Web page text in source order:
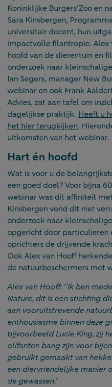
Koninklijke Burgers’Zoo en
Sara Kinsbergen,
universitair docent, hun
impactvolle filantropie. Alex
hoofd van de dierentuin en
onderzoek naar
Ian Segers, manager New
webinar en ook Frank
Advies, zat aan tafel om
dagelijkse praktijk. Heeft u
het hier terugkijken.
uitkomsten van het webinar.
Hart én hoofd
Wat is voor u de
een goed doel? Voor bijna
webinar was dit affiniteit
Kinsbergen vond dit niet
onderzoek naar
opgericht door particulieren
oprichters de drijvende
Ook Alex van Hooff
de natuurbeschermers met
Alex van Hooff: ‘’Ik ben
Nature, dit is een stichting
aan vooruitstrevende
enthousiasme binnen deze
bijvoorbeeld Lucie King, zij
olifanten bang zijn voor
gebruikt gemaakt van
een diervriendelijke manier
de gewassen.’